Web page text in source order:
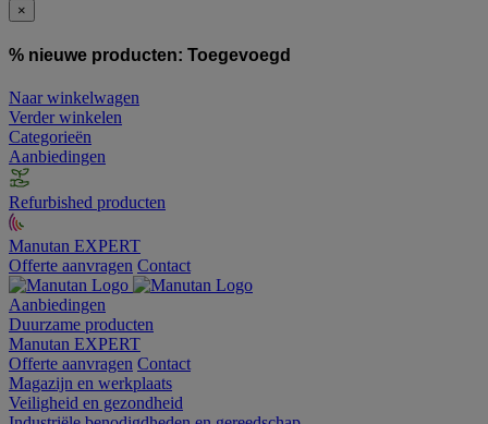
×
% nieuwe producten: Toegevoegd
Naar winkelwagen
Verder winkelen
Categorieën
Aanbiedingen
Refurbished producten
Manutan EXPERT
Offerte aanvragen Contact
Aanbiedingen
Duurzame producten
Manutan EXPERT
Offerte aanvragen Contact
Magazijn en werkplaats
Veiligheid en gezondheid